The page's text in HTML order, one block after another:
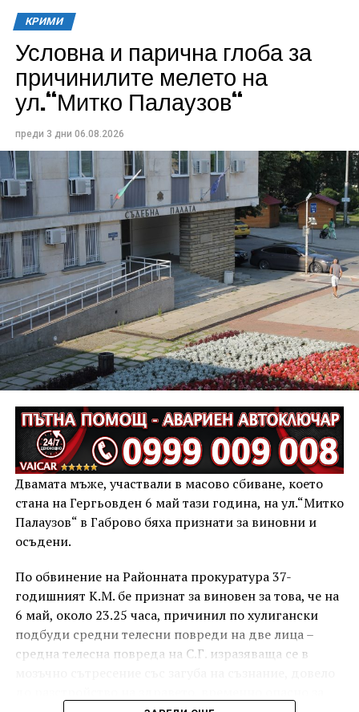
КРИМИ
Условна и парична глоба за
причинилите мелето на
ул.“Митко Палаузов“
преди 3 дни 06.08.2026
Двамата мъже, участвали в масово сбиване, което
стана на Гергьовден 6 май тази година, на ул.“Митко
Палаузов“ в Габрово бяха признати за виновни и
осъдени.
По обвинение на Районната прокуратура 37-
годишният К.М. бе признат за виновен за това, че на
6 май, около 23.25 часа, причинил по хулигански
подбуди средни телесни повреди на две лица –
средна телесна повреда на С.Г. изразяваща се в